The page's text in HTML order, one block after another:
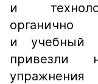
и
и учебный
привезли